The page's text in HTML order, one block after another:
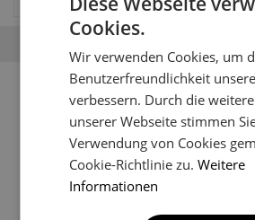
Sie können Ihr
nicht
Möglicherweise ist es noch nicht
Shops aufgenommen worden.
erhalten.
Cookies.
Wir verwenden Cookies, um
Benutzerfreundlichkeit
verbessern. Durch die
unserer Webseite stimmen
Verwendung von Cookies
Cookie-Richtlinie zu.Weitere
Informationen